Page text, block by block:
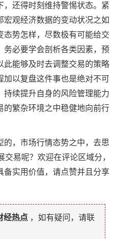
，还得时刻维持警惕状态。紧
观经济数据的变动状况之如
势怎样，尽数极有可能给交
必要学会剖析各类因素，预
此能够及时去调整交易的策略
加以复盘这件事也是绝对不可
续提升自身的风险管理能力
的繁杂环境之中稳健地向前行
，市场行情态势之中，去思
易呢？欢迎在评论区域分，
备实用价值，请点赞并且分享
经热点 ，如有疑问，请联